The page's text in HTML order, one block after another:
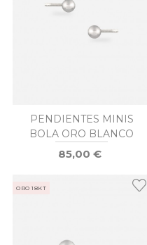
PENDIENTES MINIS
BOLA ORO BLANCO
85,00 €
ORO 18KT